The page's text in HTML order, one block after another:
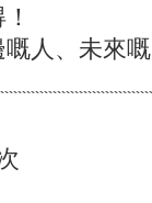
人、未來